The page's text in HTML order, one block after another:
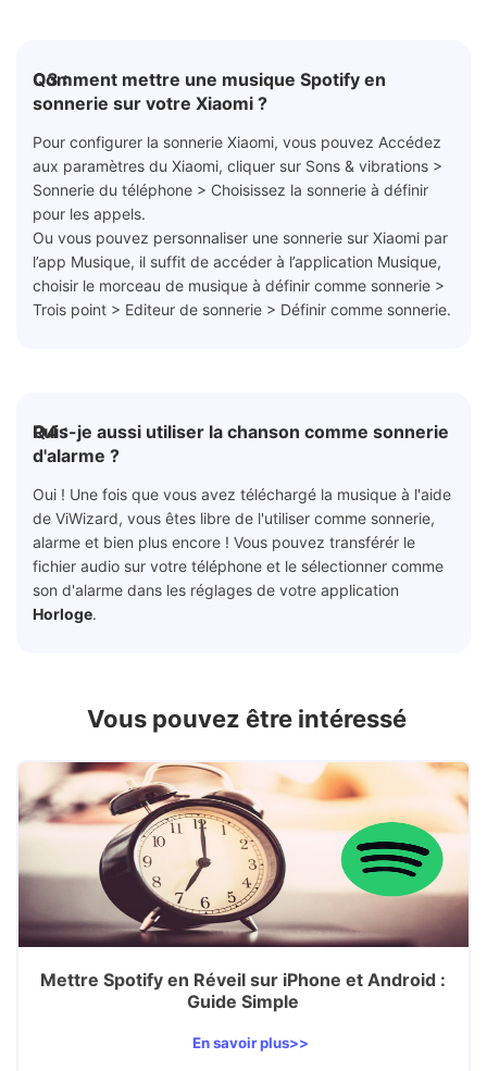
Q3 :
Comment mettre une musique Spotify en
sonnerie sur votre Xiaomi ?
Pour configurer la sonnerie Xiaomi, vous pouvez Accédez
aux paramètres du Xiaomi, cliquer sur Sons & vibrations >
Sonnerie du téléphone > Choisissez la sonnerie à définir
pour les appels.
Ou vous pouvez personnaliser une sonnerie sur Xiaomi par
l’app Musique, il suffit de accéder à l’application Musique,
choisir le morceau de musique à définir comme sonnerie >
Trois point > Editeur de sonnerie > Définir comme sonnerie.
Q4 :
Puis-je aussi utiliser la chanson comme sonnerie
d'alarme ?
Oui ! Une fois que vous avez téléchargé la musique à l'aide
de ViWizard, vous êtes libre de l'utiliser comme sonnerie,
alarme et bien plus encore ! Vous pouvez transférér le
fichier audio sur votre téléphone et le sélectionner comme
son d'alarme dans les réglages de votre application
Horloge.
Vous pouvez être intéressé
Mettre Spotify en Réveil sur iPhone et Android :
Guide Simple
En savoir plus>>